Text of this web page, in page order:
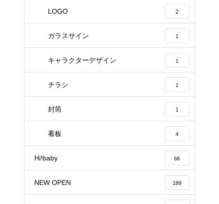
LOGO 2
ガラスサイン 1
キャラクターデザイン 1
チラシ 1
封筒 1
看板 4
Hi!baby 66
NEW OPEN 189